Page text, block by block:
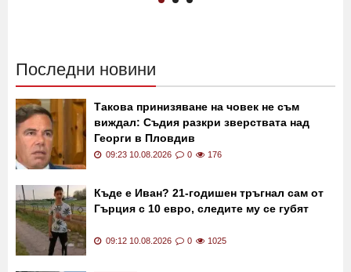
Последни новини
Такова принизяване на човек не съм
виждал: Съдия разкри зверствата над
Георги в Пловдив
09:23 10.08.2026 0 176
Къде е Иван? 21-годишен тръгнал сам от
Гърция с 10 евро, следите му се губят
09:12 10.08.2026 0 1025